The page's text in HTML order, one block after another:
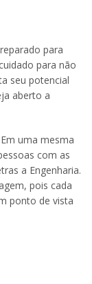
para
para não
seu potencial
aberto a
uma mesma
com as
a Engenharia.
pois cada
ponto de vista